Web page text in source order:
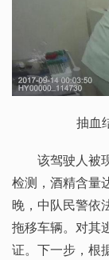
抽血
该驾驶人被
检测，酒精含量
晚，中队民警依
拖移车辆。对其
证。下一步，根